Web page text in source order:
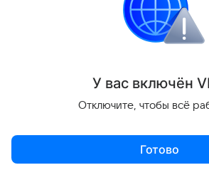
Россия ООН
У вас включён V
Отключите, чтобы всё
Готово